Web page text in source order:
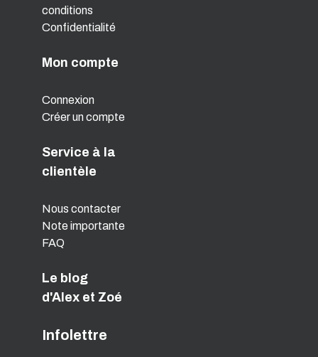
conditions
Confidentialité
Mon compte
Connexion
Créer un compte
Service à la
clientèle
Nous contacter
Note importante
FAQ
Le blog
d'Alex et Zoé
Infolettre